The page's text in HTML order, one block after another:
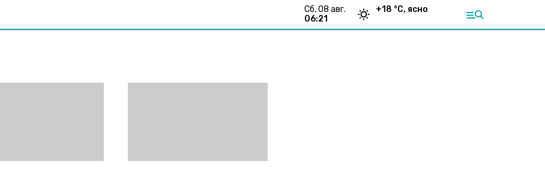
сб, 08 авг.
06:22
+18 °С, ясно